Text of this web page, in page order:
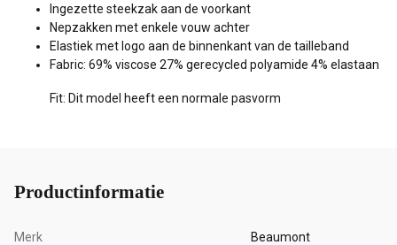
Ingezette steekzak aan de voorkant
Nepzakken met enkele vouw achter
Elastiek met logo aan de binnenkant van de tailleband
Fabric: 69% viscose 27% gerecycled polyamide 4% elastaan
Fit: Dit model heeft een normale pasvorm
Productinformatie
Merk Beaumont